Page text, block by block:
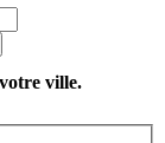
ville.